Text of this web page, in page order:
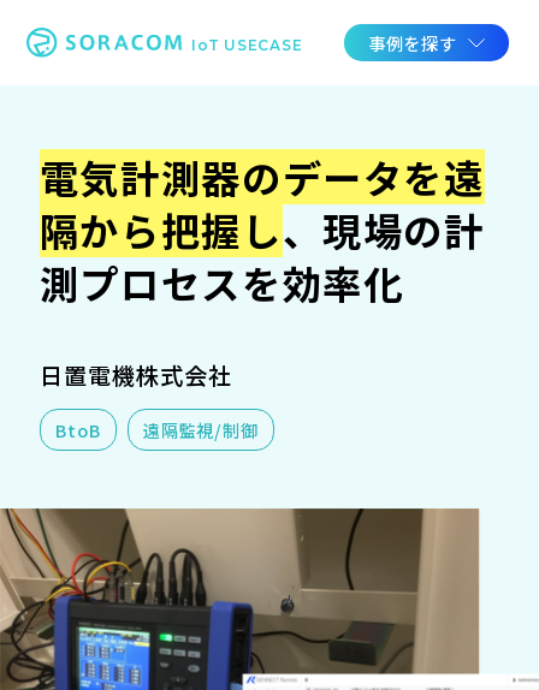
IoT USECASE 事例を探す
電気計測器のデータを遠
隔から把握し、現場の計
測プロセスを効率化
日置電機株式会社
BtoB 遠隔監視/制御